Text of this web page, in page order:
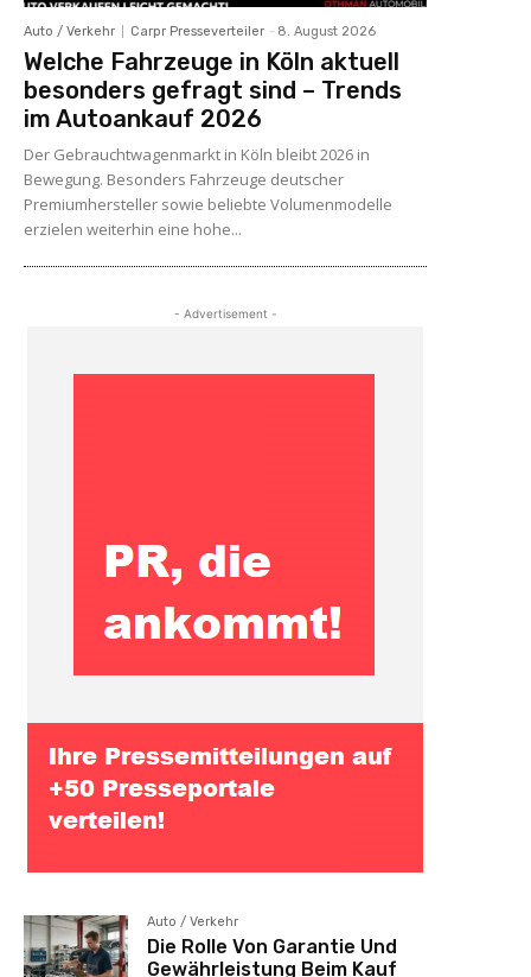
Auto / Verkehr Carpr Presseverteiler - 8. August 2026
Welche Fahrzeuge in Köln aktuell
besonders gefragt sind – Trends
im Autoankauf 2026
Der Gebrauchtwagenmarkt in Köln bleibt 2026 in
Bewegung. Besonders Fahrzeuge deutscher
Premiumhersteller sowie beliebte Volumenmodelle
erzielen weiterhin eine hohe...
- Advertisement -
Auto / Verkehr
Die Rolle Von Garantie Und
Gewährleistung Beim Kauf